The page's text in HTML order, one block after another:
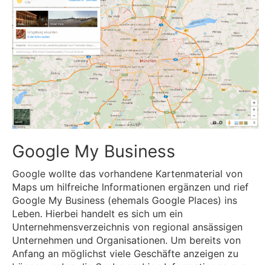
Google My Business
Google wollte das vorhandene Kartenmaterial von
Maps um hilfreiche Informationen ergänzen und rief
Google My Business (ehemals Google Places) ins
Leben. Hierbei handelt es sich um ein
Unternehmensverzeichnis von regional ansässigen
Unternehmen und Organisationen. Um bereits von
Anfang an möglichst viele Geschäfte anzeigen zu